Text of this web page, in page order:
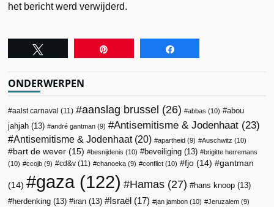
het bericht werd verwijderd.
ONDERWERPEN
aalst carnaval (11) aanslag brussel (26) abbas (10)
abou
jahjah (13) andré gantman (9) Antisemitisme & Jodenhaat (23)
Antisemitisme & Jodenhaat(20) apartheid (9) Auschwitz (10)
bart de wever (15) besnijdenis (10) beveiliging (13)
brigitte herremans
(10)
ccojb (9) cd&v (11) chanoeka (9) conflict (10) fjo (14) gantman
(14) gaza (122) Hamas (27) hans knoop (13)
herdenking (13) iran (13) Israël (17) jan jambon (10) Jeruzalem (9)